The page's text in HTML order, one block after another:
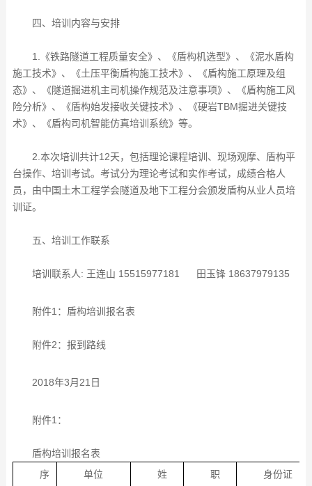
四、培训内容与安排
1.《铁路隧道工程质量安全》、《盾构机选型》、《泥水盾构
施工技术》、《土压平衡盾构施工技术》、《盾构施工原理及组
态》、《隧道掘进机主司机操作规范及注意事项》、《盾构施工风
险分析》、《盾构始发接收关键技术》、《硬岩TBM掘进关键技
术》、《盾构司机智能仿真培训系统》等。
2.本次培训共计12天，包括理论课程培训、现场观摩、盾构平
台操作、培训考试。考试分为理论考试和实作考试，成绩合格人
员，由中国土木工程学会隧道及地下工程分会颁发盾构从业人员培
训证。
五、培训工作联系
培训联系人: 王连山 15515977181 田玉锋 18637979135
附件1：盾构培训报名表
附件2：报到路线
2018年3月21日
附件1：
盾构培训报名表
序
单位
姓
职
身份证